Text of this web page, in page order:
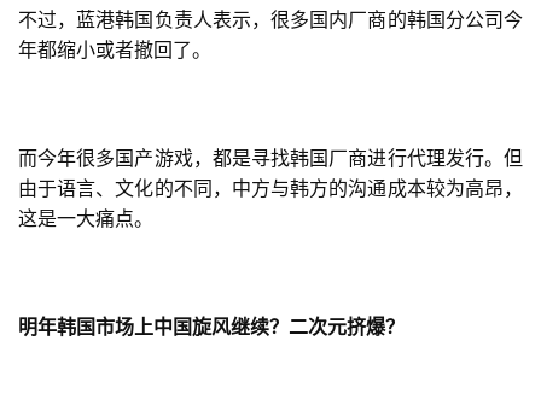
3
游
茶
会
不过，蓝港韩国负责人表示，很多国内厂商的韩国分公司今
年都缩小或者撤回了。
而今年很多国产游戏，都是寻找韩国厂商进行代理发行。但
由于语言、文化的不同，中方与韩方的沟通成本较为高昂，
这是一大痛点。
明年韩国市场上中国旋风继续？二次元挤爆？